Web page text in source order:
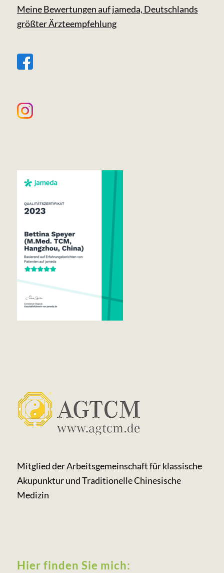
Meine Bewertungen auf jameda, Deutschlands
größter Ärzteempfehlung
Mitglied der Arbeits­gemeinschaft für klassische
Akupunktur und Traditionelle Chinesische
Medizin
Hier finden Sie mich: